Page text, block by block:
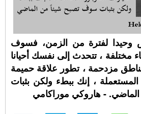
وحيدا لفترة من الزمن، فسوف
مختلفة ، تتحدث إلى نفسك أحيانا
مزدحمة ، تطور علاقة حميمة
، إنك ببطء ولكن بثبات
- هاروكي موراكامي